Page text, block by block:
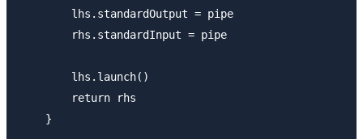
        lhs.standardOutput = pipe
        rhs.standardInput = pipe
        lhs.launch()
        return rhs
    }